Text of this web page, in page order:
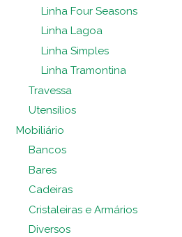
Linha Four Seasons
Linha Lagoa
Linha Simples
Linha Tramontina
Travessa
Utensílios
Mobiliário
Bancos
Bares
Cadeiras
Cristaleiras e Armários
Diversos